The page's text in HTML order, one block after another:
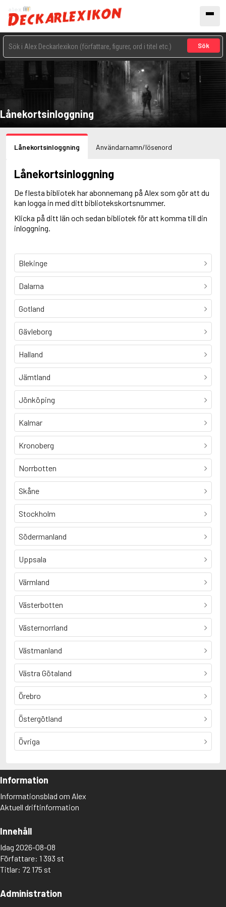
Sök
Lånekortsinloggning
Lånekortsinloggning Användarnamn/lösenord
Lånekortsinloggning
De flesta bibliotek har abonnemang på Alex som gör att du
kan logga in med ditt bibliotekskortsnummer.
Klicka på ditt län och sedan bibliotek för att komma till din
inloggning.
Blekinge
Dalarna
Gotland
Gävleborg
Halland
Jämtland
Jönköping
Kalmar
Kronoberg
Norrbotten
Skåne
Stockholm
Södermanland
Uppsala
Värmland
Västerbotten
Västernorrland
Västmanland
Västra Götaland
Örebro
Östergötland
Övriga
Information
Informationsblad om Alex
Aktuell driftinformation
Innehåll
Idag 2026-08-08
Författare: 1 393 st
Titlar: 72 175 st
Administration